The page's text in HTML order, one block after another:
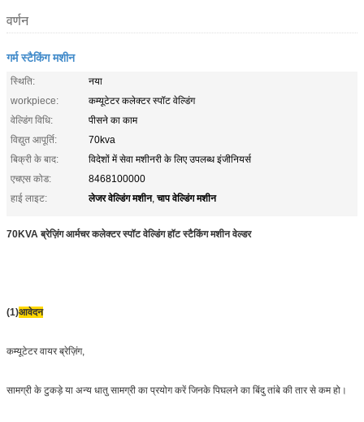
वर्णन
गर्म स्टैकिंग मशीन
स्थिति:
नया
workpiece:
कम्यूटेटर कलेक्टर स्पॉट वेल्डिंग
वेल्डिंग विधि:
पीसने का काम
विद्युत आपूर्ति:
70kva
बिक्री के बाद:
विदेशों में सेवा मशीनरी के लिए उपलब्ध इंजीनियर्स
एचएस कोड:
8468100000
हाई लाइट:
लेजर वेल्डिंग मशीन,चाप वेल्डिंग मशीन
70KVA ब्रेज़िंग आर्मचर कलेक्टर स्पॉट वेल्डिंग हॉट स्टैकिंग मशीन वेल्डर
(1)आवेदन
कम्यूटेटर वायर ब्रेज़िंग,
सामग्री के टुकड़े या अन्य धातु सामग्री का प्रयोग करें जिनके पिघलने का बिंदु तांबे की तार से कम हो।